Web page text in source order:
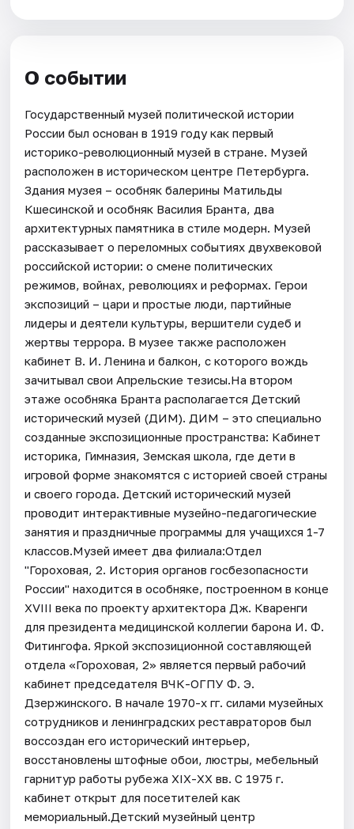
О событии
Государственный музей политической истории
России был основан в 1919 году как первый
историко-революционный музей в стране. Музей
расположен в историческом центре Петербурга.
Здания музея – особняк балерины Матильды
Кшесинской и особняк Василия Бранта, два
архитектурных памятника в стиле модерн. Музей
рассказывает о переломных событиях двухвековой
российской истории: о смене политических
режимов, войнах, революциях и реформах. Герои
экспозиций – цари и простые люди, партийные
лидеры и деятели культуры, вершители судеб и
жертвы террора. В музее также расположен
кабинет В. И. Ленина и балкон, с которого вождь
зачитывал свои Апрельские тезисы.На втором
этаже особняка Бранта располагается Детский
исторический музей (ДИМ). ДИМ – это специально
созданные экспозиционные пространства: Кабинет
историка, Гимназия, Земская школа, где дети в
игровой форме знакомятся с историей своей страны
и своего города. Детский исторический музей
проводит интерактивные музейно-педагогические
занятия и праздничные программы для учащихся 1-7
классов.Музей имеет два филиала:Отдел
"Гороховая, 2. История органов госбезопасности
России" находится в особняке, построенном в конце
XVIII века по проекту архитектора Дж. Кваренги
для президента медицинской коллегии барона И. Ф.
Фитингофа. Яркой экспозиционной составляющей
отдела «Гороховая, 2» является первый рабочий
кабинет председателя ВЧК-ОГПУ Ф. Э.
Дзержинского. В начале 1970-х гг. силами музейных
сотрудников и ленинградских реставраторов был
воссоздан его исторический интерьер,
восстановлены штофные обои, люстры, мебельный
гарнитур работы рубежа XIX-XX вв. С 1975 г.
кабинет открыт для посетителей как
мемориальный.Детский музейный центр